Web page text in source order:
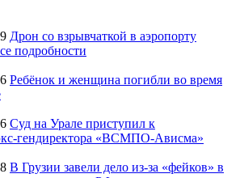
Дрон со взрывчаткой в аэропорту
подробности
Ребёнок и женщина погибли во время
Суд на Урале приступил к
гендиректора «ВСМПО-Ависма»
В Грузии завели дело из-за «фейков» в